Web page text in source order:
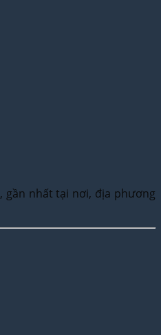
, gần nhất tại nơi, địa phương